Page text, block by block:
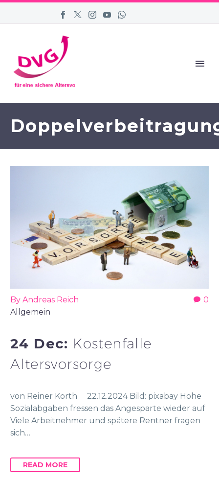
0
By Andreas Reich
Allgemein
24 Dec: Kostenfalle
Altersvorsorge
von Reiner Korth 22.12.2024 Bild: pixabay Hohe
Sozialabgaben fressen das Angesparte wieder auf
Viele Arbeitnehmer und spätere Rentner fragen
sich…
READ MORE